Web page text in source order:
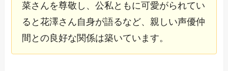
菜さんを尊敬し、公私ともに可愛がられてい
ると花澤さん自身が語るなど、親しい声優仲
間との良好な関係は築いています。